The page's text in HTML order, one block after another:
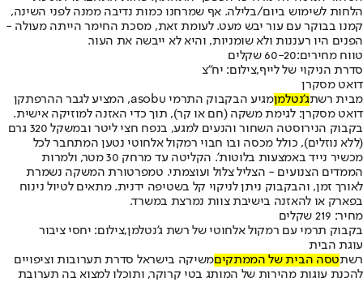
הלחות לשימוש ביום/בלילה. אף שמרחנו כמות נדיבה ממנה לפני השינה,
קמנו בבוקר עם עור יבש מעט. לעומת זאת, מסכת החימר הייתה מעולה -
הפנים היו רעננות ולא שומניות, והיא לא ייבשה את העור.
טווח מחירים:60-20 שקלים
סדרת הניקוי של לייף,צילום: יח"צ
דואט מסקרן
מבית רשתג'נטלמן
מגיע הבקבוק התרמי asobu, המציע לגבר ההרפתקן
דואט מסקרן: לגימת משקה (חם או קר), תוך כדי האזנה למוזיקה אישית.
בקבוק הנירוסטה השחור והנעים למגע, בנפח חצי ליטר ובמשקל 320 גרם
(ללא נוזלים), כולל מכסה ובו חבוי רמקול אלחוטי נטען המתחבר לכל
מכשיר נייד באמצעות בלוטות'. הקליטה עד מרחק 30 מטר, ולמרות
הממדים הצנועים - הצליל צלול ועוצמתי. טמפרטורת המשקה נשמרת
לאורך זמן, והבקבוק ניתן לניקוי קל בשטיפה ידנית. מתאים לטיול נינוח
בפארק או להאזנה בישיבת צוות נמרצת במשרד.
מחיר: 219 שקלים
בקבוק תרמי עם רמקול אלחוטי של רשת ג'נטלמן,צילום: יחסי ציבור
עוגת הבית
רשתטסה הבית של הממתקיםמשיקה בישראל סדרת תערובות וציפויים
להכנת עוגות מהירות של המותג בטי קרוקר, ותוכלו למצוא בה תערובת